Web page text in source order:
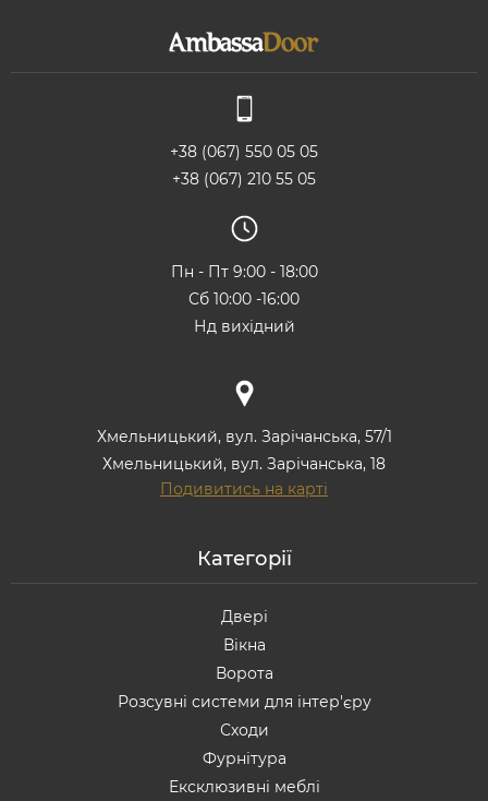
+38 (067) 550 05 05
+38 (067) 210 55 05
Пн - Пт 9:00 - 18:00
Сб 10:00 -16:00
Нд вихідний
Хмельницький, вул. Зарічанська, 57/1
Хмельницький, вул. Зарічанська, 18
Подивитись на карті
Категорії
Двері
Вікна
Ворота
Розсувні системи для інтер'єру
Сходи
Фурнітура
Ексклюзивні меблі